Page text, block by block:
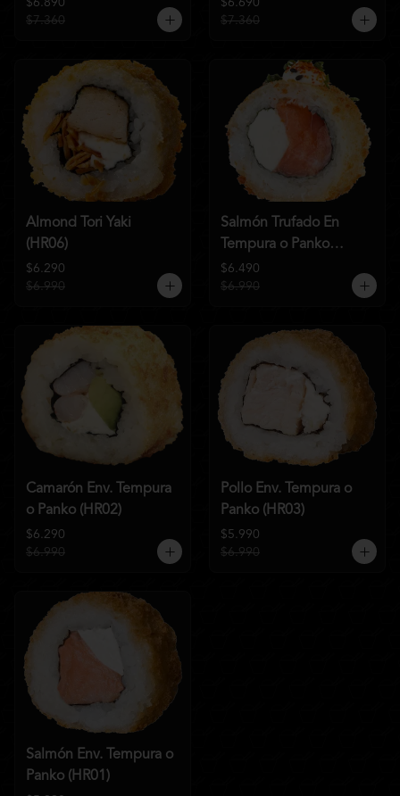
$6.890
$7.360
$6.690
$7.360
Almond Tori Yaki
(HR06)
$6.290
$6.990
Salmón Trufado En
Tempura o Panko
(HR04)
$6.490
$6.990
Camarón Env. Tempura
o Panko (HR02)
$6.290
$6.990
Pollo Env. Tempura o
Panko (HR03)
$5.990
$6.990
Salmón Env. Tempura o
Panko (HR01)